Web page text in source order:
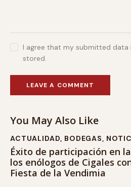
I agree that my submitted data
stored.
You May Also Like
ACTUALIDAD, BODEGAS,
Éxito de participación en
los enólogos de Cigales
Fiesta de la Vendimia